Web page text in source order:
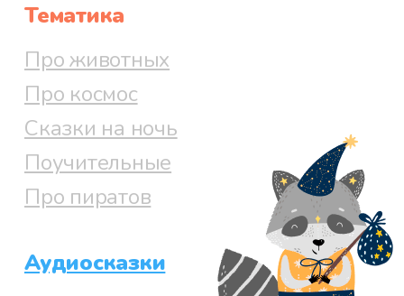
Тематика
Про животных
Про космос
Сказки на ночь
Поучительные
Про пиратов
Аудиосказки